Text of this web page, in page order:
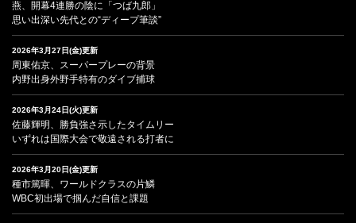
燕、開幕4連勝の陰に「つば九郎」
思い出深い先代との“ディープ筆談”
2026年3月27日(金)更新
周東佑京、スーパープレーの背景
内野出身外野手特有のダイブ捕球
2026年3月24日(火)更新
佐藤輝明、勝負強さ示したタイムリー
いずれは国際大会で敬遠される打者に
2026年3月20日(金)更新
種市篤暉、ワールドクラスの片鱗
WBC初出場で掴んだ自信と課題